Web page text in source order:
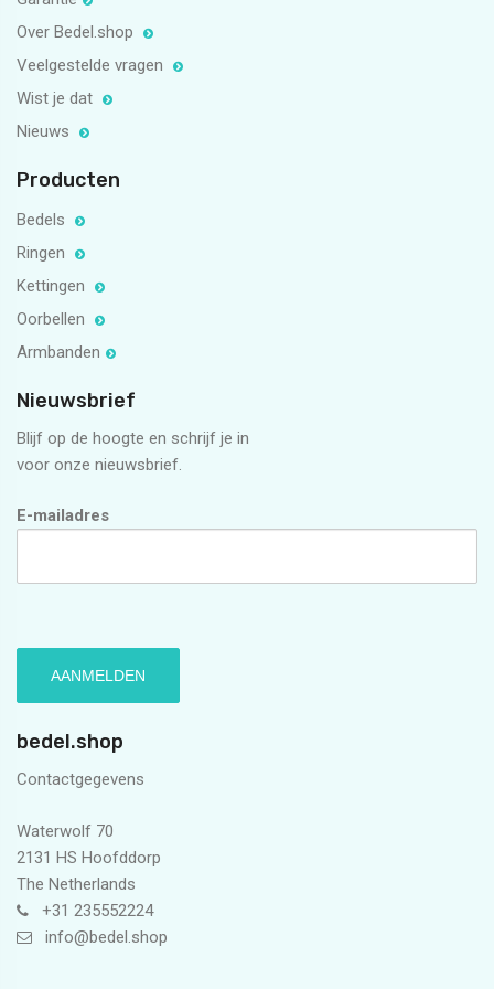
Over Bedel.shop
Veelgestelde vragen
Wist je dat
Nieuws
Producten
Bedels
Ringen
Kettingen
Oorbellen
Armbanden
Nieuwsbrief
Blijf op de hoogte en schrijf je in
voor onze nieuwsbrief.
E-mailadres
bedel.shop
Contactgegevens
Waterwolf 70
2131 HS Hoofddorp
The Netherlands
+31 235552224
info@bedel.shop